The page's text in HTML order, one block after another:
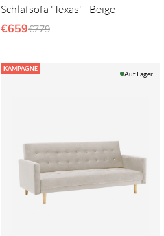
Schlafsofa 'Texas' - Beige
€659Regulärer Preis:
€779
KAMPAGNE
Auf Lager